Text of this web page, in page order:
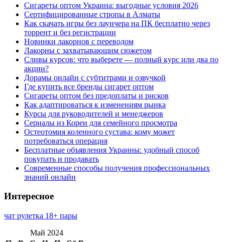
Сигареты оптом Украина: выгодные условия 2026
Сертифицированные стропы в Алматы
Как скачать игры без лаунчера на ПК бесплатно через
торрент и без регистрации
Новинки лакорнов с переводом
Лакорны с захватывающим сюжетом
Сливы курсов: что выберете — полный курс или два по
акции?
Дорамы онлайн с субтитрами и озвучкой
Где купить все бренды сигарет оптом
Сигареты оптом без предоплаты и рисков
Как адаптироваться к изменениям рынка
Курсы для руководителей и менеджеров
Сериалы из Кореи для семейного просмотра
Остеотомия коленного сустава: кому может
потребоваться операция
Бесплатные объявления Украины: удобный способ
покупать и продавать
Современные способы получения профессиональных
знаний онлайн
Интересное
чат рулетка 18+ пары
Май 2024